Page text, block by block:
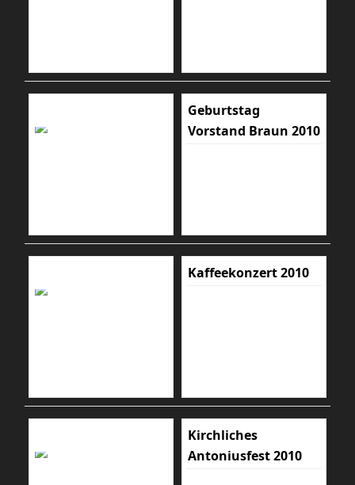
Geburtstag
Vorstand Braun 2010
Kaffeekonzert 2010
Kirchliches
Antoniusfest 2010